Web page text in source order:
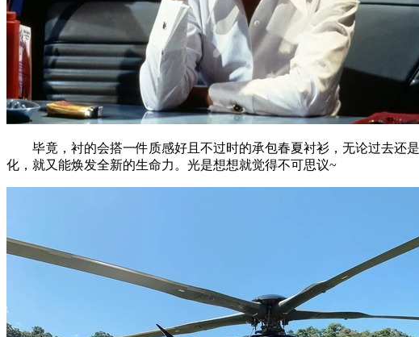
毕竟，衬的会搭一件质感好且不过时的承包春夏衬衫，无论过去还
化，就又能焕发全新的生命力。光是想想就觉得不可思议~